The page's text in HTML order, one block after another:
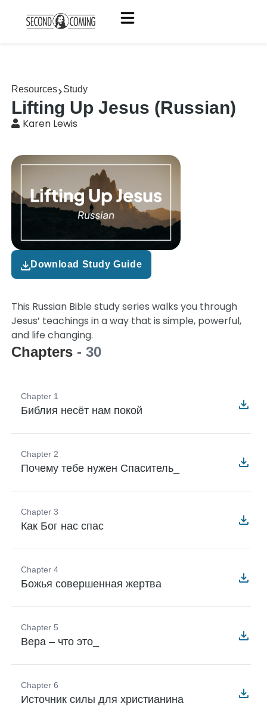
Resources Study
Lifting Up Jesus (Russian)
Karen Lewis
Download Study Guide
This Russian Bible study series walks you through
Jesus’ teachings in a way that is simple, powerful,
and life changing.
Chapters - 30
Chapter 1
Библия несёт нам покой
Chapter 2
Почему тебе нужен Спаситель_
Chapter 3
Как Бог нас спас
Chapter 4
Божья совершенная жертва
Chapter 5
Вера – что это_
Chapter 6
Источник силы для христианина